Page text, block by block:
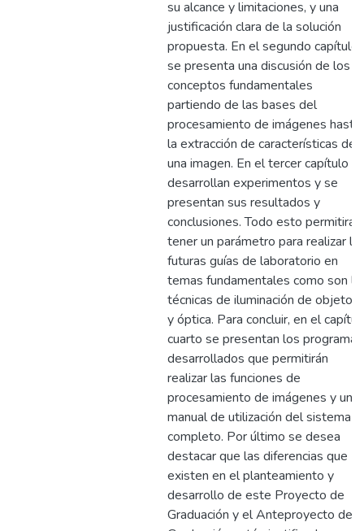
su alcance y limitaciones, y una
justificación clara de la solución
propuesta. En el segundo capítulo
se presenta una discusión de los
conceptos fundamentales
partiendo de las bases del
procesamiento de imágenes hasta
la extracción de características de
una imagen. En el tercer capítulo
desarrollan experimentos y se
presentan sus resultados y
conclusiones. Todo esto permitirá
tener un parámetro para realizar
futuras guías de laboratorio en
temas fundamentales como son
técnicas de iluminación de objetos
y óptica. Para concluir, en el
cuarto se presentan los programas
desarrollados que permitirán
realizar las funciones de
procesamiento de imágenes y un
manual de utilización del sistema
completo. Por último se desea
destacar que las diferencias que
existen en el planteamiento y
desarrollo de este Proyecto de
Graduación y el Anteproyecto de